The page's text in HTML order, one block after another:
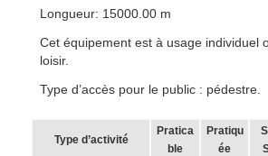
Longueur: 15000.00 m
Cet équipement est à usage individuel
loisir.
Type d’accès pour le public : pédestre.
Type d’activité
Pratica
ble
Pratiqu
ée